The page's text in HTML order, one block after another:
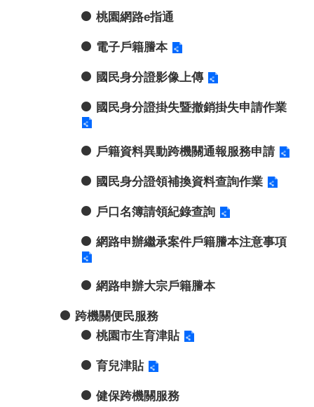
桃園網路e指通
電子戶籍謄本
國民身分證影像上傳
國民身分證掛失暨撤銷掛失申請作業
戶籍資料異動跨機關通報服務申請
國民身分證領補換資料查詢作業
戶口名簿請領紀錄查詢
網路申辦繼承案件戶籍謄本注意事項
網路申辦大宗戶籍謄本
跨機關便民服務
桃園市生育津貼
育兒津貼
健保跨機關服務